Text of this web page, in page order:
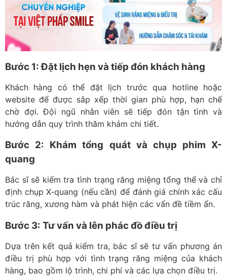
Bước 1: Đặt lịch hẹn và tiếp đón khách hàng
Khách hàng có thể đặt lịch trước qua hotline hoặc
website để được sắp xếp thời gian phù hợp, hạn chế
chờ đợi. Đội ngũ nhân viên sẽ tiếp đón tận tình và
hướng dẫn quy trình thăm khám chi tiết.
Bước 2: Khám tổng quát và chụp phim X-
quang
Bác sĩ sẽ kiểm tra tình trạng răng miệng tổng thể và chỉ
định chụp X-quang (nếu cần) để đánh giá chính xác cấu
trúc răng, xương hàm và phát hiện các vấn đề tiềm ẩn.
Bước 3: Tư vấn và lên phác đồ điều trị
Dựa trên kết quả kiểm tra, bác sĩ sẽ tư vấn phương án
điều trị phù hợp với tình trạng răng miệng của khách
hàng, bao gồm lộ trình, chi phí và các lựa chọn điều trị.